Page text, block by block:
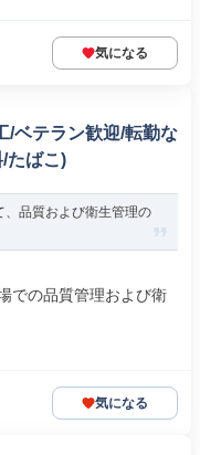
気になる
/ベテラン歓迎/転勤な
たばこ)
品質および衛生管理の
での品質管理および衛
気になる